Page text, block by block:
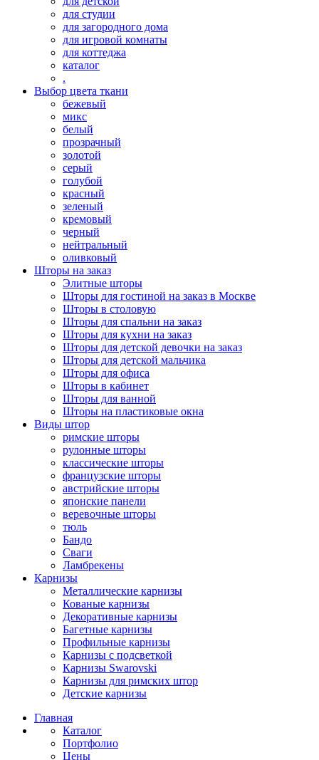
для студии
для загородного дома
для игровой комнаты
для коттеджа
каталог
.
Выбор цвета ткани
бежевый
микс
белый
прозрачный
золотой
серый
голубой
красный
зеленый
кремовый
черный
нейтральный
оливковый
Шторы на заказ
Элитные шторы
Шторы для гостиной на заказ в Москве
Шторы в столовую
Шторы для спальни на заказ
Шторы для кухни на заказ
Шторы для детской девочки на заказ
Шторы для детской мальчика
Шторы для офиса
Шторы в кабинет
Шторы для ванной
Шторы на пластиковые окна
Виды штор
римские шторы
рулонные шторы
классические шторы
французские шторы
австрийские шторы
японские панели
веревочные шторы
тюль
Бандо
Сваги
Ламбрекены
Карнизы
Металлические карнизы
Кованые карнизы
Декоративные карнизы
Багетные карнизы
Профильные карнизы
Карнизы с подсветкой
Карнизы Swarovski
Карнизы для римских штор
Детские карнизы
Главная
Каталог
Портфолио
Цены